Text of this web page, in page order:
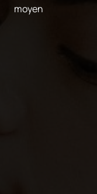
moyen